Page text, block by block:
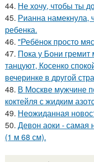
44. Не хочу, чтобы ты
45. Рианна намекнула,
ребенка.
46. "Ребёнок просто
47. Пока у Бони гремит
танцуют, Косенко
вечеринке в другой
48. В Москве мужчине
коктейля с жидким
49. Неожиданная
50. Девон аоки - самая
(1 м 68 см).